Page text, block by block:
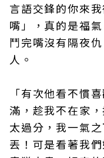
言語交鋒的你來
嘴」，真的是福
鬥完嘴沒有隔夜
人。
「有次他看不慣
滿，趁我不在家
太過分，我一氣
丟！可是看著我